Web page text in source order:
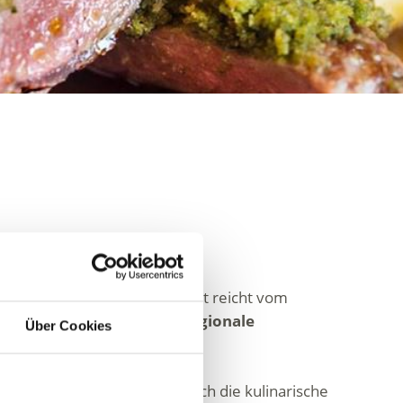
Über Cookies
. Das kulinarische Angebot reicht vom
bildensaisonale und regionale
Restaurants auch die kulinarische